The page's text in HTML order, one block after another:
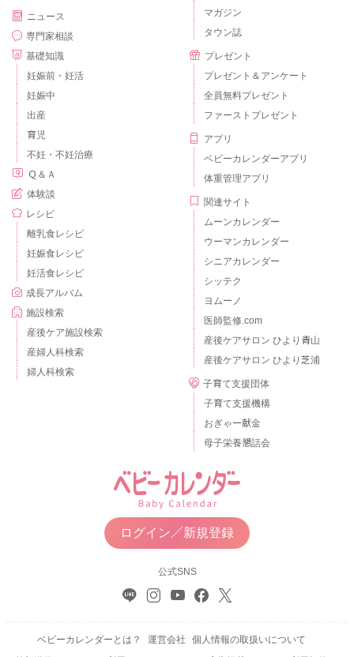
ニュース
専門家相談
基礎知識
妊娠前・妊活
妊娠中
出産
育児
不妊・不妊治療
Ｑ＆Ａ
体験談
レシピ
離乳食レシピ
妊娠食レシピ
妊活食レシピ
成長アルバム
施設検索
産後ケア施設検索
産婦人科検索
婦人科検索
マガジン
タウン誌
プレゼント
プレゼント＆アンケート
全員無料プレゼント
ファーストプレゼント
アプリ
ベビーカレンダーアプリ
体重管理アプリ
関連サイト
ムーンカレンダー
ウーマンカレンダー
シニアカレンダー
シッテク
ヨムーノ
医師監修.com
産後ケアサロン ひより青山
産後ケアサロン ひより芝浦
子育て支援団体
子育て支援機構
おぎゃー献金
母子栄養懇話会
ログイン／新規登録
公式SNS
ベビーカレンダーとは？ 運営会社
個人情報の取扱いについて